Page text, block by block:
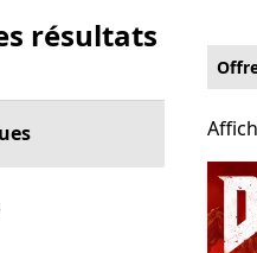
résultats